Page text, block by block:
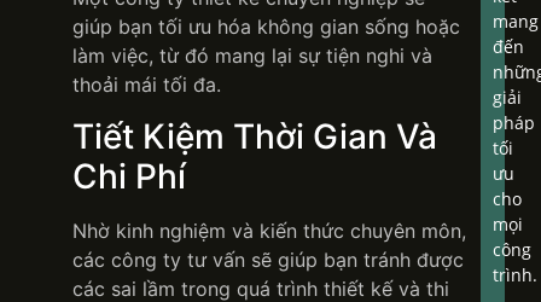
giúp bạn tối ưu hóa không gian sống hoặc
làm việc, từ đó mang lại sự tiện nghi và
thoải mái tối đa.
Tiết Kiệm Thời Gian Và
Chi Phí
Nhờ kinh nghiệm và kiến thức chuyên môn,
các công ty tư vấn sẽ giúp bạn tránh được
các sai lầm trong quá trình thiết kế và thi
mang
đến
giải
pháp
tối
ưu
cho
mọi
công
trình.